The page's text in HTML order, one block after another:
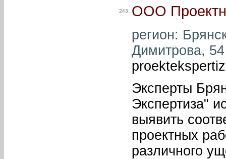
243. ООО
регион:
Димитрова,
Эксперты
Экспертиза"
выявить
проектных
различного